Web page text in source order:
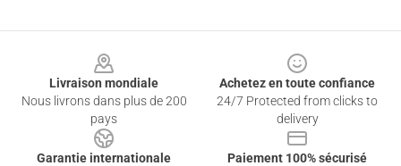
Livraison mondiale
Nous livrons dans plus de 200
pays
Achetez en toute confiance
24/7 Protected from clicks to
delivery
Garantie internationale
Paiement 100% sécurisé